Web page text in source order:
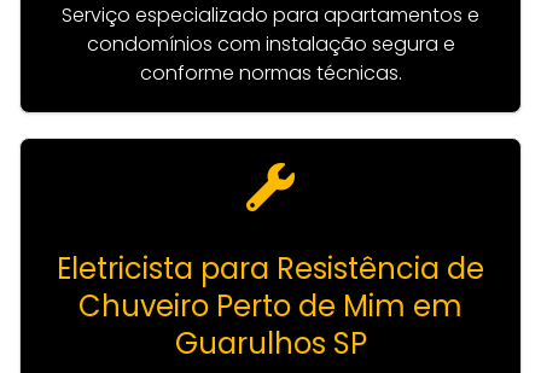
Serviço especializado para apartamentos e
condomínios com instalação segura e
conforme normas técnicas.
Eletricista para Resistência de
Chuveiro Perto de Mim em
Guarulhos SP